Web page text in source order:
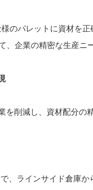
のパレットに資材を正
、企業の精密な生産ニ
を削減し、資材配分の
、ラインサイド倉庫か